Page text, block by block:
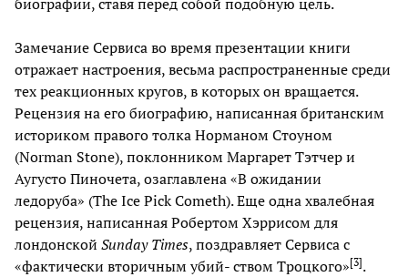
Замечание Сервиса во время презентации книги
отражает настроения, весьма распространенные среди
тех реакционных кругов, в которых он вращается.
Рецензия на его биографию, написанная британским
историком правого толка Норманом Стоуном
(Norman Stone), поклонником Маргарет Тэтчер и
Аугусто Пиночета, озаглавлена «В ожидании
ледоруба» (The Ice Pick Cometh). Еще одна хвалебная
рецензия, написанная Робертом Хэррисом для
лондонской Sunday Times, поздравляет Сервиса с
«фактически вторичным убий- ством Троцкого»[3].